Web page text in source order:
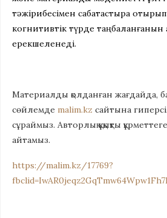
тәжірибесімен сабақтастыра
когнитивтік түрде таңбаланғанын
ерекшеленеді.
Материалды қолданған жағдайда,
сөйлемде malim.kz сайтына
сұраймыз. Авторлық құқықты
айтамыз.
https://malim.kz/17769?